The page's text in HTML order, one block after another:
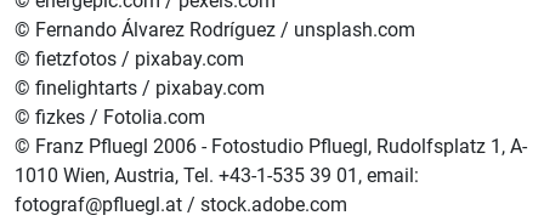
© Fernando Álvarez Rodríguez / unsplash.com
© fietzfotos / pixabay.com
© finelightarts / pixabay.com
© fizkes / Fotolia.com
© Franz Pfluegl 2006 - Fotostudio Pfluegl, Rudolfsplatz 1, A-
1010 Wien, Austria, Tel. +43-1-535 39 01, email:
fotograf@pfluegl.at / stock.adobe.com